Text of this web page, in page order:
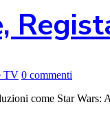
TV 0 commenti
come Star Wars: